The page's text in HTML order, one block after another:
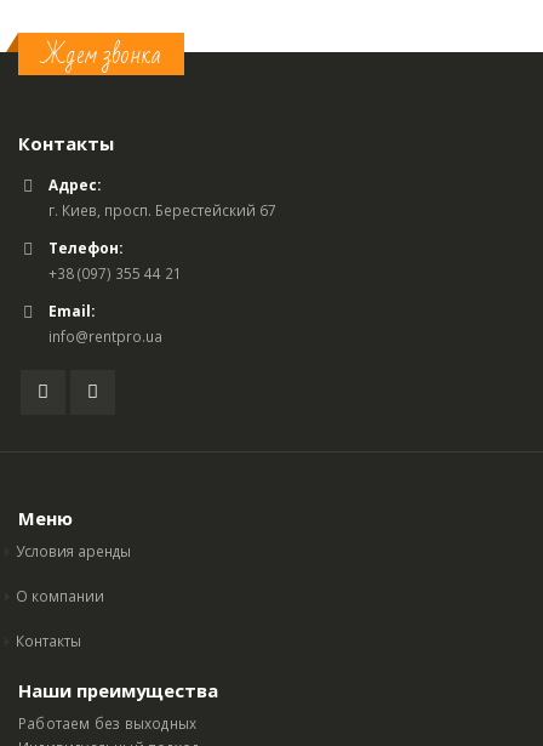
Ждем звонка
Контакты
Адрес:
г. Киев, просп. Берестейский 67
Телефон:
+38 (097) 355 44 21
Email:
info@rentpro.ua
Меню
Условия аренды
О компании
Контакты
Наши преимущества
Работаем без выходных